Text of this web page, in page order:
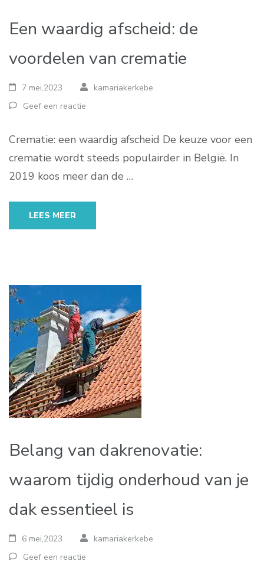
Een waardig afscheid: de
voordelen van crematie
7 mei,2023
kamariakerkebe
Geef een reactie
Crematie: een waardig afscheid De keuze voor een
crematie wordt steeds populairder in België. In
2019 koos meer dan de …
LEES MEER
Belang van dakrenovatie:
waarom tijdig onderhoud van je
dak essentieel is
6 mei,2023
kamariakerkebe
Geef een reactie